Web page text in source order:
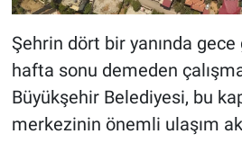
Şehrin dört bir yanında
hafta sonu demeden
Büyükşehir Belediyesi, bu
merkezinin önemli ulaşım